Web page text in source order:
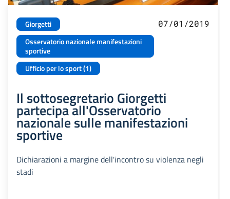
Giorgetti
Osservatorio nazionale manifestazioni
sportive
Ufficio per lo sport (1)
07/01/2019
Il sottosegretario Giorgetti
partecipa all'Osservatorio
nazionale sulle manifestazioni
sportive
Dichiarazioni a margine dell'incontro su violenza negli
stadi